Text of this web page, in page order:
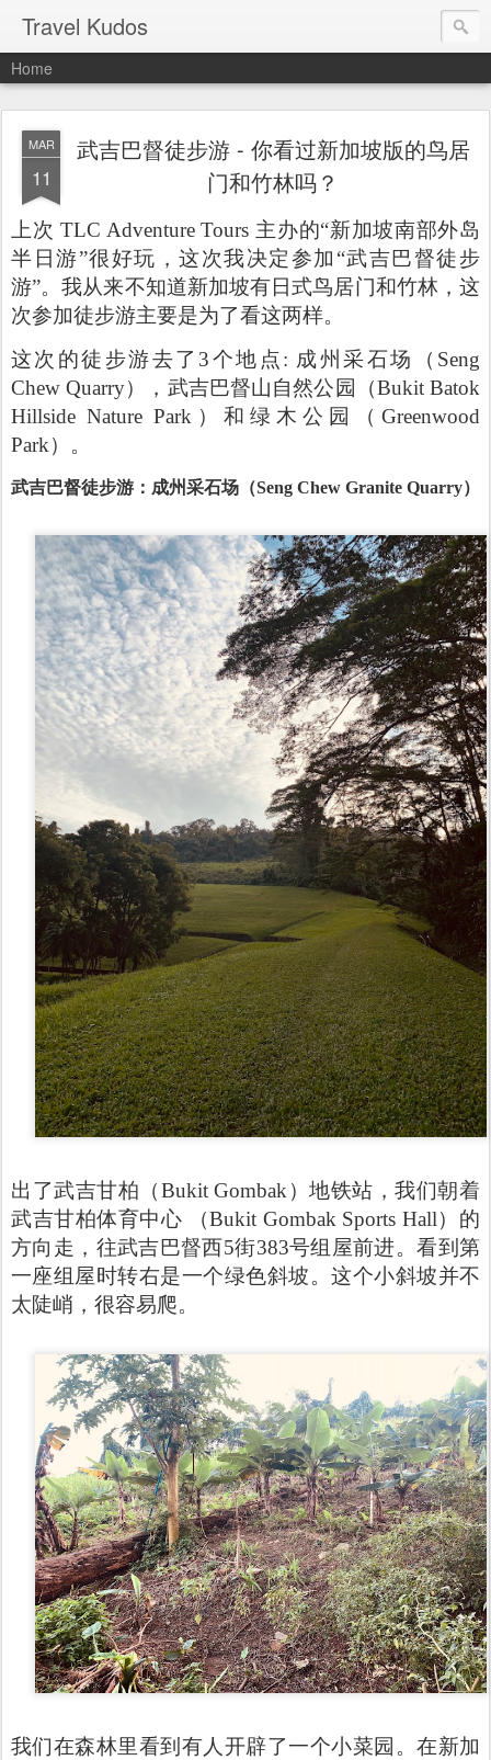
Travel Kudos
Home
MAR
11
武吉巴督徒步游 - 你看过新加坡版的鸟居
门和竹林吗？
上次 TLC Adventure Tours 主办的“新加坡南部外岛
半日游”很好玩，这次我决定参加“武吉巴督徒步
游”。我从来不知道新加坡有日式鸟居门和竹林，这
次参加徒步游主要是为了看这两样。
这次的徒步游去了3个地点: 成州采石场（Seng
Chew Quarry），武吉巴督山自然公园（Bukit Batok
Hillside Nature Park）和绿木公园（Greenwood
Park）。
武吉巴督徒步游：成州采石场（Seng Chew Granite Quarry）
出了武吉甘柏（Bukit Gombak）地铁站，我们朝着
武吉甘柏体育中心 （Bukit Gombak Sports Hall）的
方向走，往武吉巴督西5街383号组屋前进。看到第
一座组屋时转右是一个绿色斜坡。这个小斜坡并不
太陡峭，很容易爬。
我们在森林里看到有人开辟了一个小菜园。在新加